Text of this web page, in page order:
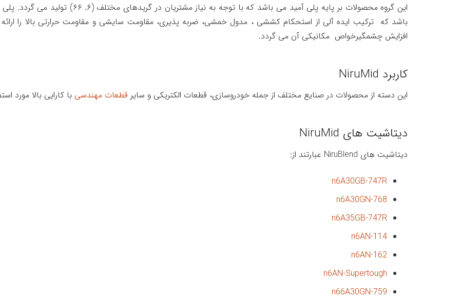
این گروه محصولات بر پایه پلی آمید می باشد
باشد که ترکیب ایده آلی از استحکام کششی ، مدول خمشی، ضربه پذیری، مقاومت سایشی و مقاومت حرارتی بالا را
افزایش چشمگیرخواص مکانیکی آن می گردد.
کاربرد NiruMid
این دسته از محصولات در صنایع مختلف از جمله خودروسازی، قطعات الکتریکی و سایر قطعات مهندسی با کارایی بالا مورد
دیتاشیت های NiruMid
دیتاشیت های NiruBlend عبارتند از:
n6A30GB-747R
n6A30GN-768
n6A35GB-747R
n6AN-114
n6AN-162
n6AN-Supertough
n66A30GN-759